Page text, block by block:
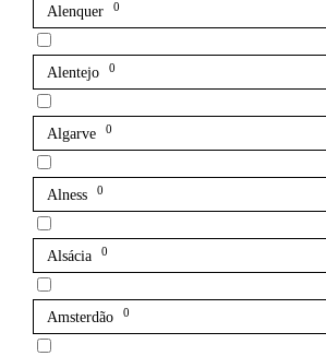
Alenquer 0
Alentejo 0
Algarve 0
Alness 0
Alsácia 0
Amsterdão 0